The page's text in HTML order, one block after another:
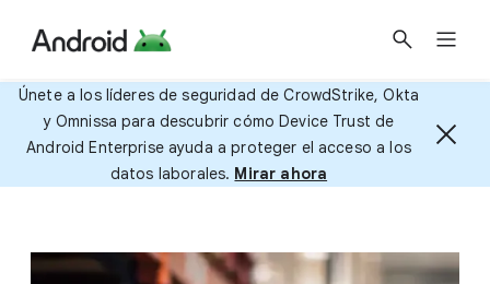
Únete a los líderes de seguridad de CrowdStrike, Okta
y Omnissa para descubrir cómo Device Trust de
Android Enterprise ayuda a proteger el acceso a los
datos laborales. Mirar ahora